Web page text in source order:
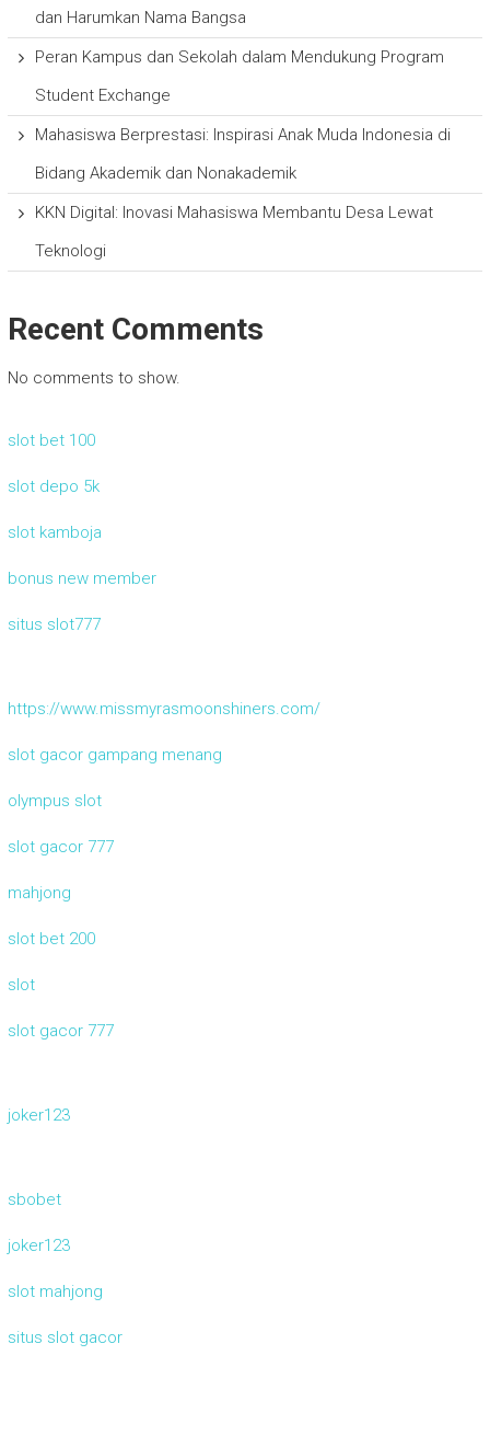
dan Harumkan Nama Bangsa
Peran Kampus dan Sekolah dalam Mendukung Program
Student Exchange
Mahasiswa Berprestasi: Inspirasi Anak Muda Indonesia di
Bidang Akademik dan Nonakademik
KKN Digital: Inovasi Mahasiswa Membantu Desa Lewat
Teknologi
Recent Comments
No comments to show.
slot bet 100
slot depo 5k
slot kamboja
bonus new member
situs slot777
https://www.missmyrasmoonshiners.com/
slot gacor gampang menang
olympus slot
slot gacor 777
mahjong
slot bet 200
slot
slot gacor 777
joker123
sbobet
joker123
slot mahjong
situs slot gacor